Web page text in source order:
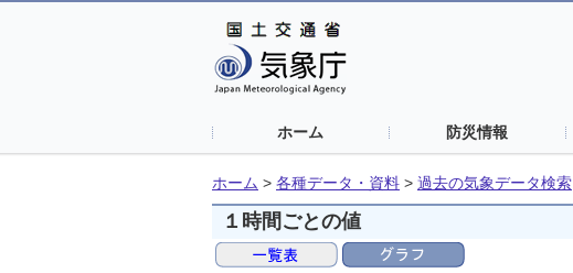
ホーム 防災情報
ホーム > 各種データ・資料 > 過去の気象データ検索
１時間ごとの値